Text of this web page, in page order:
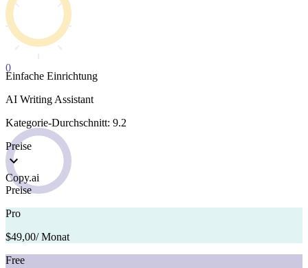
0
Einfache Einrichtung
AI Writing Assistant
Kategorie-Durchschnitt: 9.2
Preise
Copy.ai
Preise
Pro
$49,00/ Monat
Free